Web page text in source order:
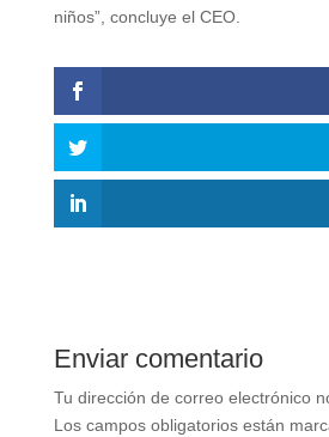
niños”, concluye el CEO.
Enviar comentario
Tu dirección de correo electrónico
Los campos obligatorios están